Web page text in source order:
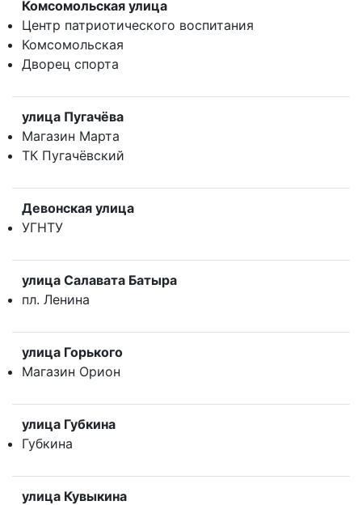
Комсомольская улица
Центр патриотического воспитания
Комсомольская
Дворец спорта
улица Пугачёва
Магазин Марта
ТК Пугачёвский
Девонская улица
УГНТУ
улица Салавата Батыра
пл. Ленина
улица Горького
Магазин Орион
улица Губкина
Губкина
улица Кувыкина